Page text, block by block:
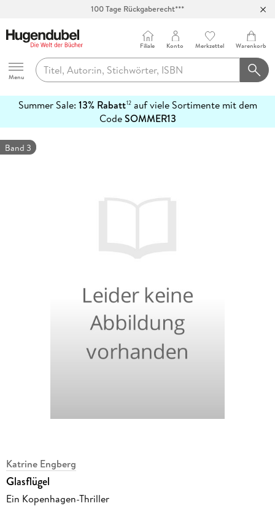
100 Tage Rückgaberecht***
Hugendubel
Menu
Filiale Konto Merkzettel Warenkorb
Summer Sale: 13% Rabatt12auf viele Sortimente mit dem
CodeSOMMER13
erfahren
Band 3
Katrine Engberg
Glasflügel
Ein Kopenhagen-Thriller